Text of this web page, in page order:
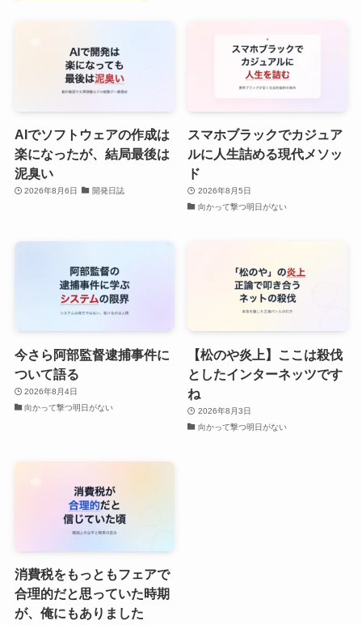
AIでソフトウェアの作成は
楽になったが、結局最後は
泥臭い
2026年8月6日 開発日誌
スマホブラックでカジュア
ルに人生詰める現代メソッ
ド
2026年8月5日
向かって撃つ明日がない
今さら阿部監督逮捕事件に
ついて語る
2026年8月4日
向かって撃つ明日がない
【松のや炎上】ここは殺伐
としたインターネッツです
ね
2026年8月3日
向かって撃つ明日がない
消費税をもっともフェアで
合理的だと思っていた時期
が、俺にもありました